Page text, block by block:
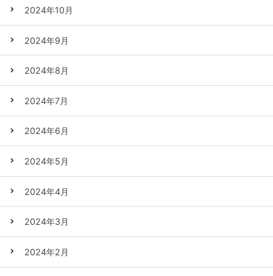
2024年10月
2024年9月
2024年8月
2024年7月
2024年6月
2024年5月
2024年4月
2024年3月
2024年2月